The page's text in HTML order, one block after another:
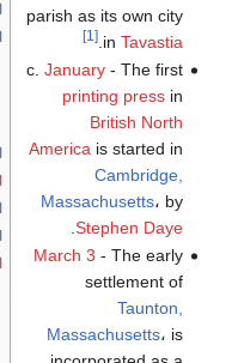
parish as its own city
in Tavastia
.
[1]
c. January- The first
printing pressin
British North
America is started in
Cambridge,
Massachusetts، by
Stephen Daye
March 3 - The early
settlement of
Taunton,
Massachusetts، is